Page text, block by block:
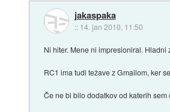
jakaspaka
:: 14. jan 2010, 11:50
Ni hiter. Mene ni impresioniral.
RC1 ima tudi težave z Gmailom, ker
Če ne bi bilo dodatkov od katerih